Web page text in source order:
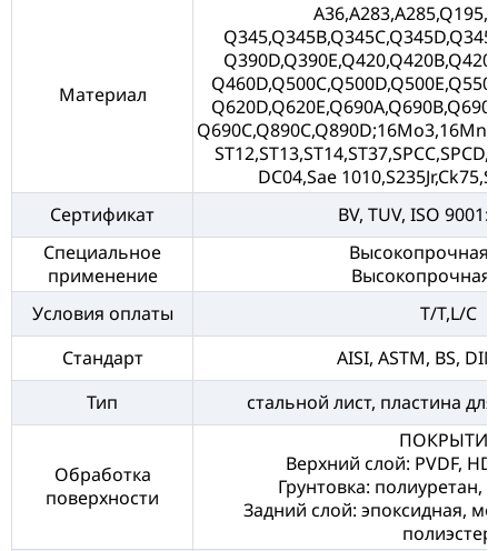
Материал
DC04,Sae
Сертификат
BV, TUV, ISO
Специальное
применение
Высокопрочная
Высокопрочная
Условия оплаты
T/T,L/C
Стандарт
AISI, ASTM, BS,
Тип
стальной лист, пластина
Обработка
поверхности
ПОКРЫТИЕ
Верхний слой: PVDF,
Грунтовка: полиуретан,
Задний слой: эпоксидная,
полиэстер